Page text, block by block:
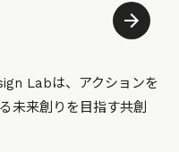
Labは、アクションを
未来創りを目指す共創